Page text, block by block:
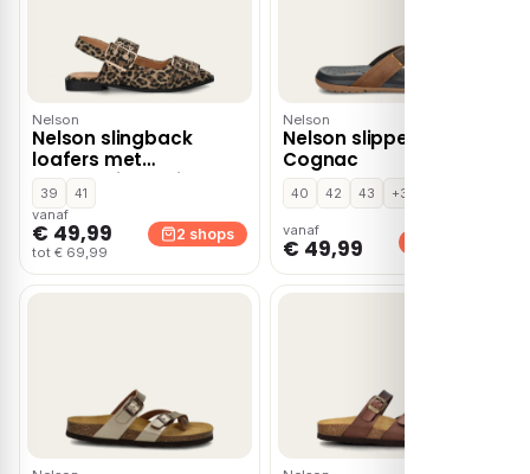
Nelson
Nelson slingback
loafers met
panterprint bruin
39
41
vanaf
€ 49,99
tot € 69,99
2 shops
Nelson
Nelson slippers –
Cognac
40 42 43 +3
vanaf
€ 49,99